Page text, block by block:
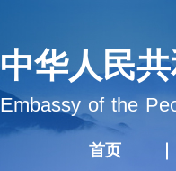
中华人民
Embassy of the
首页